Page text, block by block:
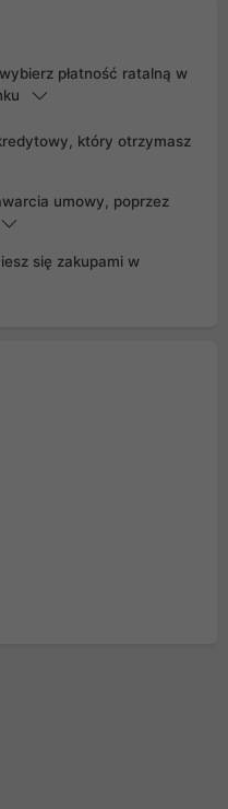
płatność ratalną w
który otrzymasz
umowy, poprzez
się zakupami w